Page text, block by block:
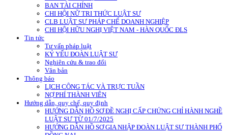
BAN TÀI CHÍNH
CHI HỘI NỮ TRI THỨC LUẬT SƯ
CLB LUẬT SƯ PHÁP CHẾ DOANH NGHIỆP
CHI HỘI HỮU NGHỊ VIỆT NAM - HÀN QUỐC ĐLS
Tin tức
Tư vấn pháp luật
KỶ YẾU ĐOÀN LUẬT SƯ
Nghiên cứu & trao đổi
Văn bản
Thông báo
LỊCH CÔNG TÁC VÀ TRỰC TUẦN
NỢ PHÍ THÀNH VIÊN
Hướng dẫn, quy chế, quy định
HƯỚNG DẪN HỒ SƠ ĐỀ NGHỊ CẤP CHỨNG CHỈ HÀNH NGHỀ
LUẬT SƯ TỪ 01/7/2025
HƯỚNG DẪN HỒ SƠ GIA NHẬP ĐOÀN LUẬT SƯ THÀNH PHỐ